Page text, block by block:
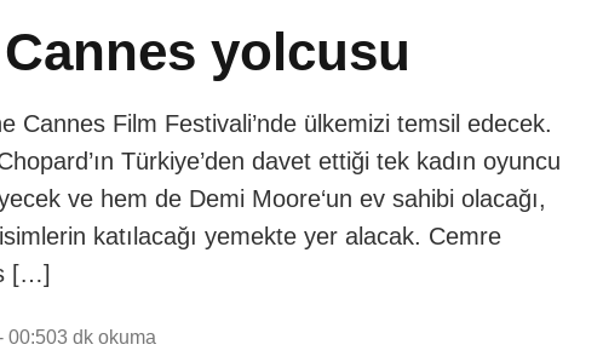
yolcusu
Cannes Film Festivali’nde ülkemizi temsil edecek.
Türkiye’den davet ettiği tek kadın oyuncu
ve hem de Demi Moore‘un ev sahibi olacağı,
katılacağı yemekte yer alacak. Cemre
[…]
00:503 dk okuma